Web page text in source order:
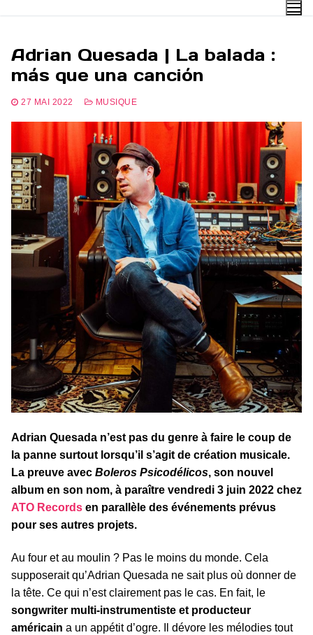
Adrian Quesada | La balada :
más que una canción
27 MAI 2022 MUSIQUE
Adrian Quesada n’est pas du genre à faire le coup de
la panne surtout lorsqu’il s’agit de création musicale.
La preuve avec Boleros Psicodélicos, son nouvel
album en son nom, à paraître vendredi 3 juin 2022 chez
ATO Records en parallèle des événements prévus
pour ses autres projets.
Au four et au moulin ? Pas le moins du monde. Cela
supposerait qu’Adrian Quesada ne sait plus où donner de
la tête. Ce qui n’est clairement pas le cas. En fait, le
songwriter multi-instrumentiste et producteur
américain a un appétit d’ogre. Il dévore les mélodies tout